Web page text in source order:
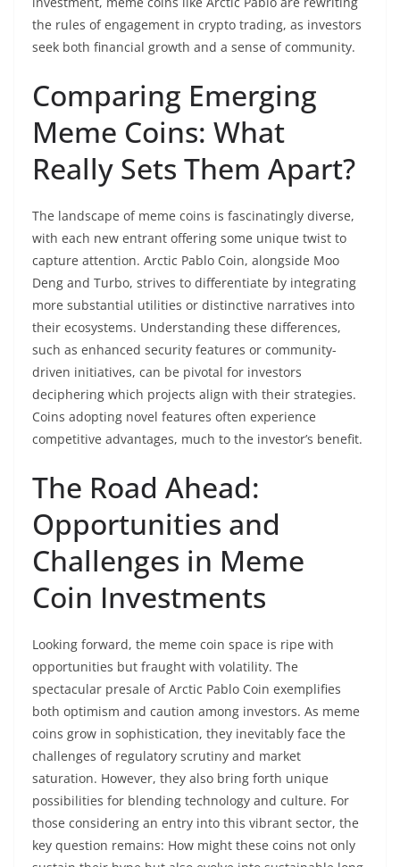
the rules of engagement in crypto trading, as investors
seek both financial growth and a sense of community.
Comparing Emerging
Meme Coins: What
Really Sets Them Apart?
The landscape of meme coins is fascinatingly diverse,
with each new entrant offering some unique twist to
capture attention. Arctic Pablo Coin, alongside Moo
Deng and Turbo, strives to differentiate by integrating
more substantial utilities or distinctive narratives into
their ecosystems. Understanding these differences,
such as enhanced security features or community-
driven initiatives, can be pivotal for investors
deciphering which projects align with their strategies.
Coins adopting novel features often experience
competitive advantages, much to the investor’s benefit.
The Road Ahead:
Opportunities and
Challenges in Meme
Coin Investments
Looking forward, the meme coin space is ripe with
opportunities but fraught with volatility. The
spectacular presale of Arctic Pablo Coin exemplifies
both optimism and caution among investors. As meme
coins grow in sophistication, they inevitably face the
challenges of regulatory scrutiny and market
saturation. However, they also bring forth unique
possibilities for blending technology and culture. For
those considering an entry into this vibrant sector, the
key question remains: How might these coins not only